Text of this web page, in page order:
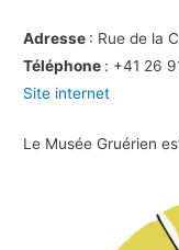
Adresse : Rue de la
Téléphone : +41 26
Site internet
Le Musée Gruérien